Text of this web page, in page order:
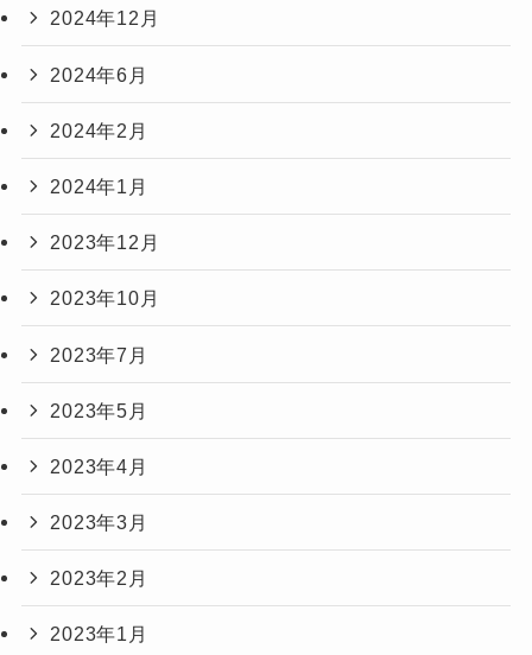
2024年12月
2024年6月
2024年2月
2024年1月
2023年12月
2023年10月
2023年7月
2023年5月
2023年4月
2023年3月
2023年2月
2023年1月